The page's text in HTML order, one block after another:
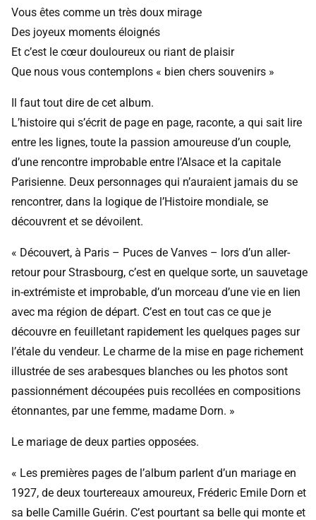
Vous êtes comme un très doux mirage
Des joyeux moments éloignés
Et c’est le cœur douloureux ou riant de plaisir
Que nous vous contemplons « bien chers souvenirs »
Il faut tout dire de cet album.
L’histoire qui s’écrit de page en page, raconte, a qui sait lire
entre les lignes, toute la passion amoureuse d’un couple,
d’une rencontre improbable entre l’Alsace et la capitale
Parisienne. Deux personnages qui n’auraient jamais du se
rencontrer, dans la logique de l’Histoire mondiale, se
découvrent et se dévoilent.
« Découvert, à Paris – Puces de Vanves – lors d’un aller-
retour pour Strasbourg, c’est en quelque sorte, un sauvetage
in-extrémiste et improbable, d’un morceau d’une vie en lien
avec ma région de départ. C’est en tout cas ce que je
découvre en feuilletant rapidement les quelques pages sur
l’étale du vendeur. Le charme de la mise en page richement
illustrée de ses arabesques blanches ou les photos sont
passionnément découpées puis recollées en compositions
étonnantes, par une femme, madame Dorn. »
Le mariage de deux parties opposées.
« Les premières pages de l’album parlent d’un mariage en
1927, de deux tourtereaux amoureux, Fréderic Emile Dorn et
sa belle Camille Guérin. C’est pourtant sa belle qui monte et